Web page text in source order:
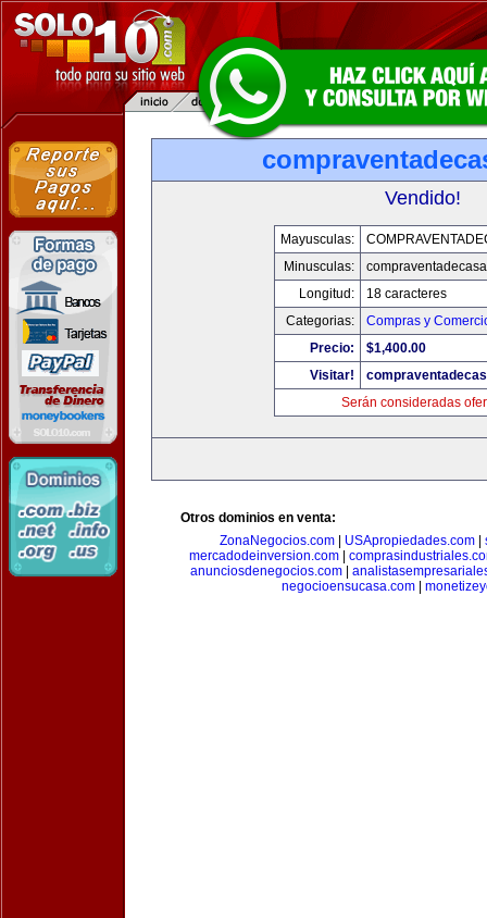
Vendido!
Mayusculas:
Minusculas:
Longitud:
18 caracteres
Categorias:
Compras y
Precio:
$1,400.00
Visitar!
Serán consideradas
Otros dominios en venta:
ZonaNegocios.com| USApropiedades.com|
mercadodeinversion.com
anunciosdenegocios.com|
negocioensucasa.com|